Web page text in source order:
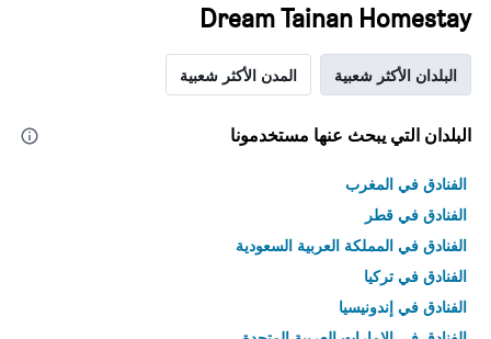
Dream Tainan Homestay
البلدان الأكثر شعبية المدن الأكثر شعبية
البلدان التي يبحث عنها مستخدمونا
الفنادق في المغرب
الفنادق في قطر
الفنادق في المملكة العربية السعودية
الفنادق في تركيا
الفنادق في إندونيسيا